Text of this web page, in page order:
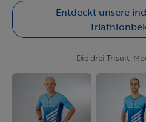
Entdeckt unsere
Die drei Trisuit-